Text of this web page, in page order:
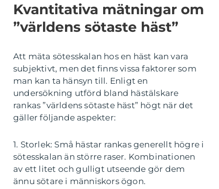
Kvantitativa mätningar om
”världens sötaste häst”
Att mäta sötesskalan hos en häst kan vara
subjektivt, men det finns vissa faktorer som
man kan ta hänsyn till. Enligt en
undersökning utförd bland hästälskare
rankas ”världens sötaste häst” högt när det
gäller följande aspekter:
1. Storlek: Små hästar rankas generellt högre i
sötesskalan än större raser. Kombinationen
av ett litet och gulligt utseende gör dem
ännu sötare i människors ögon.